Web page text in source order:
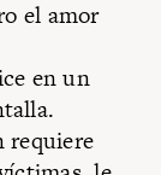
el amor
en un
requiere